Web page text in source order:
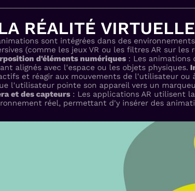
RÉALITÉ
sont intégrées dans des
(comme les jeux VR ou les filtres AR sur les
d'éléments numériques : Les animations
alignés avec l'espace ou les objets physiques.
et réagir aux mouvements de l'utilisateur ou
l'utilisateur pointe son appareil vers un
et des capteurs : Les applications AR utilisent
réel, permettant d'y insérer des